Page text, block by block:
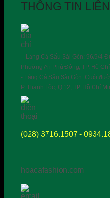
THÔNG TIN
- Làng Cá Sấu Sài Gòn: 96/9/4
Phường An Phú Đông, TP. Hồ
- Làng Cá Sấu Sài Gòn: Cuối
P. Thạnh Lộc, Q.12, TP. Hồ Chí
(028) 3716.1507 -
hoacafashion.com